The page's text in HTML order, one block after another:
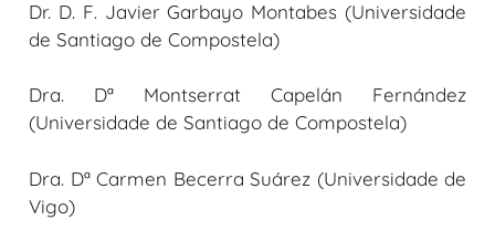
Dr. D. F. Javier Garbayo Montabes (Universidade
de Santiago de Compostela)
Dra. Dª Montserrat Capelán Fernández
(Universidade de Santiago de Compostela)
Dra. Dª Carmen Becerra Suárez (Universidade de
Vigo)